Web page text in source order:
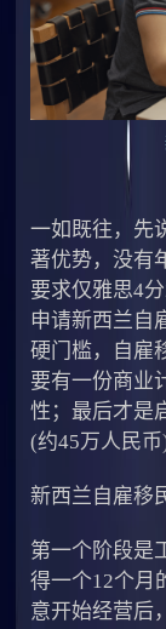
一如既往，先
著优势，没有
要求仅雅思4
申请新西兰自
硬门槛，自雇
要有一份商业
性；最后才是
(约45万人民币
新西兰自雇移
第一个阶段是
得一个12个月
意开始经营后